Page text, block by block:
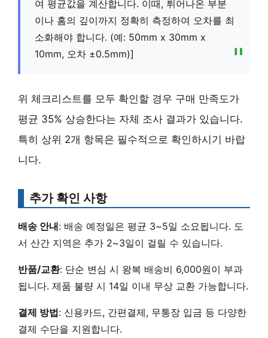
여 평균값을 계산합니다. 이때, 튀어나온 부분
이나 홈의 깊이까지 정확히 측정하여 오차를 최
소화해야 합니다. (예: 50mm x 30mm x
10mm, 오차 ±0.5mm)]
위 체크리스트를 모두 확인할 경우 구매 만족도가
평균 35% 상승한다는 자체 조사 결과가 있습니다.
특히 상위 2개 항목은 필수적으로 확인하시기 바랍
니다.
추가 확인 사항
배송 안내: 배송 예정일은 평균 3~5일 소요됩니다. 도
서 산간 지역은 추가 2~3일이 걸릴 수 있습니다.
반품/교환: 단순 변심 시 왕복 배송비 6,000원이 부과
됩니다. 제품 불량 시 14일 이내 무상 교환 가능합니다.
결제 방법: 신용카드, 간편결제, 무통장 입금 등 다양한
결제 수단을 지원합니다.